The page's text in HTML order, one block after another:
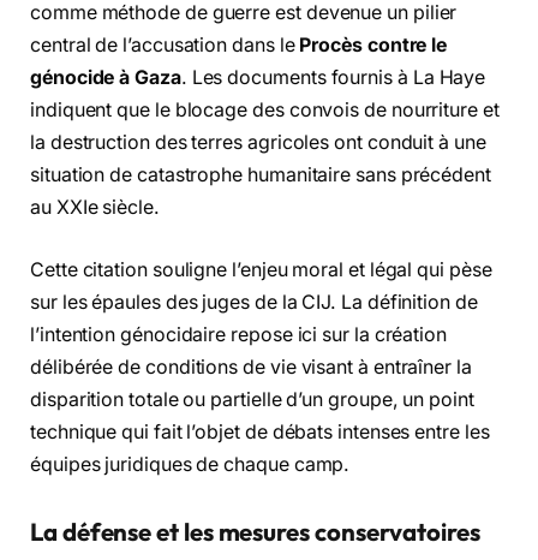
comme méthode de guerre est devenue un pilier
central de l’accusation dans le Procès contre le
génocide à Gaza. Les documents fournis à La Haye
indiquent que le blocage des convois de nourriture et
la destruction des terres agricoles ont conduit à une
situation de catastrophe humanitaire sans précédent
au XXIe siècle.
Cette citation souligne l’enjeu moral et légal qui pèse
sur les épaules des juges de la CIJ. La définition de
l’intention génocidaire repose ici sur la création
délibérée de conditions de vie visant à entraîner la
disparition totale ou partielle d’un groupe, un point
technique qui fait l’objet de débats intenses entre les
équipes juridiques de chaque camp.
La défense et les mesures conservatoires